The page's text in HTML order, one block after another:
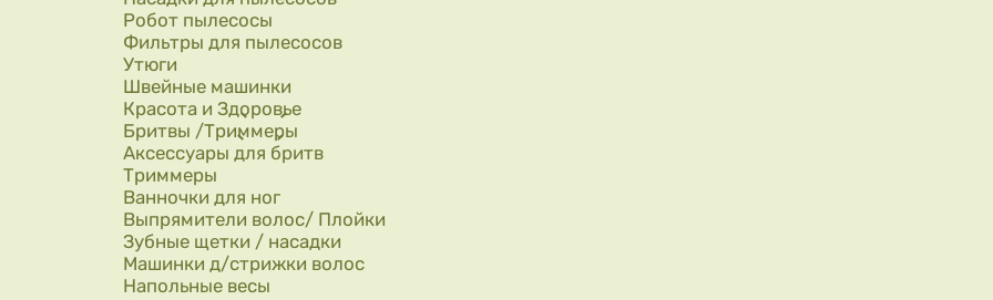
Робот пылесосы
Фильтры для пылесосов
Утюги
Швейные машинки
Красота и Здоровье
Бритвы /Триммеры
Аксессуары для бритв
Триммеры
Ванночки для ног
Выпрямители волос/ Плойки
Зубные щетки / насадки
Машинки д/стрижки волос
Напольные весы